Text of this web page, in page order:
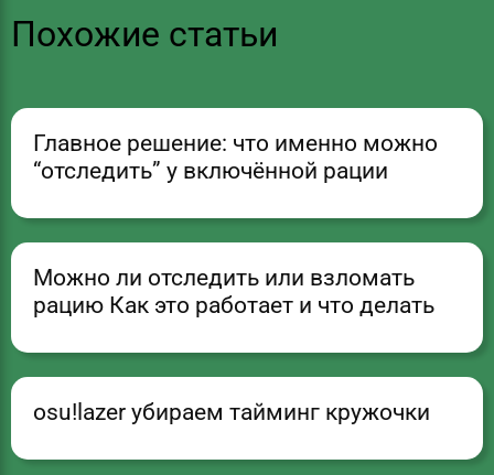
Похожие статьи
Главное решение: что именно можно
“отследить” у включённой рации
Можно ли отследить или взломать
рацию Как это работает и что делать
osu!lazer убираем тайминг кружочки